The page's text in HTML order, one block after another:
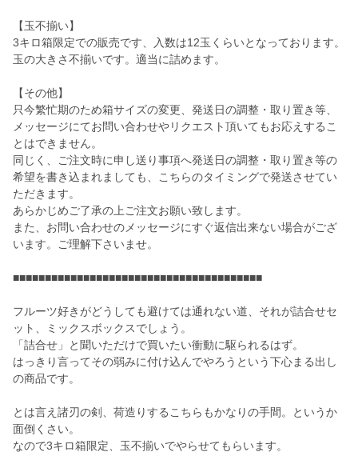
【玉不揃い】
3キロ箱限定での販売です、入数は12玉くらいとなっております。
玉の大きさ不揃いです。適当に詰めます。
【その他】
只今繁忙期のため箱サイズの変更、発送日の調整・取り置き等、
メッセージにてお問い合わせやリクエスト頂いてもお応えするこ
とはできません。
同じく、ご注文時に申し送り事項へ発送日の調整・取り置き等の
希望を書き込まれましても、こちらのタイミングで発送させてい
ただきます。
あらかじめご了承の上ご注文お願い致します。
また、お問い合わせのメッセージにすぐ返信出来ない場合がござ
います。ご理解下さいませ。
■■■■■■■■■■■■■■■■■■■■■■■■■■■■■■■■■■■■■■■
フルーツ好きがどうしても避けては通れない道、それが詰合せセ
ット、ミックスボックスでしょう。
「詰合せ」と聞いただけで買いたい衝動に駆られるはず。
はっきり言ってその弱みに付け込んでやろうという下心まる出し
の商品です。
とは言え諸刃の剣、荷造りするこちらもかなりの手間。というか
面倒くさい。
なので3キロ箱限定、玉不揃いでやらせてもらいます。